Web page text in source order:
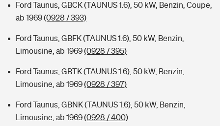
Ford Taunus, GBCK (TAUNUS 1.6), 50 kW, Benzin, Coupe,
ab 1969(0928 / 393)
Ford Taunus, GBFK (TAUNUS 1.6), 50 kW, Benzin,
Limousine, ab 1969(0928 / 395)
Ford Taunus, GBTK (TAUNUS 1.6), 50 kW, Benzin,
Limousine, ab 1969(0928 / 397)
Ford Taunus, GBNK (TAUNUS 1.6), 50 kW, Benzin,
Limousine, ab 1969(0928 / 400)